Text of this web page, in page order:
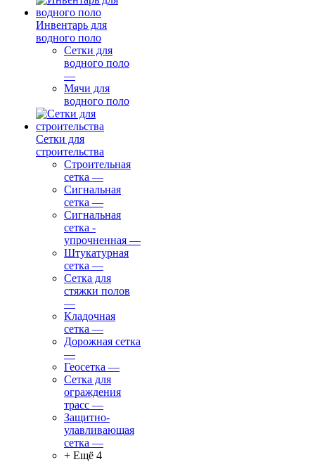
Инвентарь для
водного поло
Сетки для
водного поло
—
Мячи для
водного поло
Сетки для
строительства
Строительная
сетка —
Сигнальная
сетка —
Сигнальная
сетка -
упрочненная —
Штукатурная
сетка —
Сетка для
стяжки полов
—
Кладочная
сетка —
Дорожная сетка
—
Геосетка —
Сетка для
ограждения
трасс —
Защитно-
улавливающая
сетка —
+ Ещё 4